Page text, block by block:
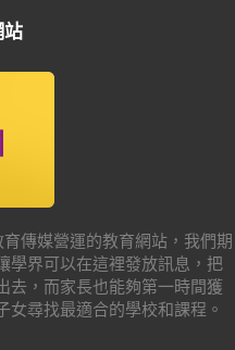
站
傳媒營運的教育網站，我們期
學界可以在這裡發放訊息，把
去，而家長也能夠第一時間獲
尋找最適合的學校和課程。